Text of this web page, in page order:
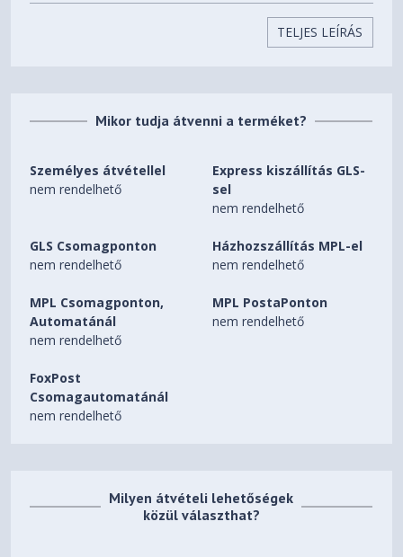
Memória órajele 5600 MHz
1. Háttértároló csatlakozása
M.2 PCIe G4
Videokártya
NVIDIA®
VGA család
GeForce®
VGA széria
RTX 5080
VGA memória típusa
GDDR7
VGA típusa
Operációs rendszer
Operációs rendszer
Igen
Igen
TELJES LEÍRÁS
Mikor tudja átvenni a terméket?
Személyes átvétellel
nem rendelhető
Express kiszállítás GLS-
sel
nem rendelhető
GLS Csomagponton
nem rendelhető
Házhozszállítás MPL-el
nem rendelhető
MPL Csomagponton,
Automatánál
nem rendelhető
MPL PostaPonton
nem rendelhető
FoxPost
Csomagautomatánál
nem rendelhető
Milyen átvételi lehetőségek
közül választhat?